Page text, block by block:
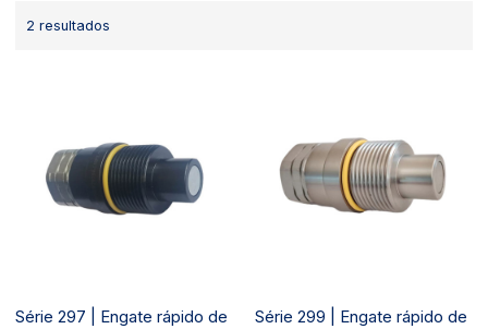
2 resultados
Série 297 | Engate rápido de
Série 299 | Engate rápido de